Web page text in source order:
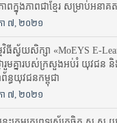
ាពក្នុងភាពជាខ្មែរ សម្រាប់អនាគត
៧, ២០២១
មវិធីស្វ័យសិក្សា «MoEYS E-
នារួមគ្នារបស់ក្រសួងអប់រំ​ យុវជ
ធយុវជនកម្ពុជា
៧, ២០២១